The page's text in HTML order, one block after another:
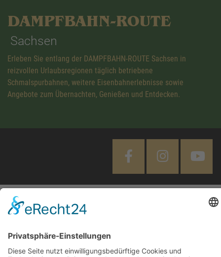
DAMPFBAHN-ROUTE
Sachsen
Erleben Sie entlang der DAMPFBAHN-ROUTE Sachsen in
reizvollen Urlaubsregionen täglich betriebene
Schmalspurbahnen, weitere Eisenbahnerlebnisse sowie
Angebote zum Übernachten, Genießen und Entdecken.